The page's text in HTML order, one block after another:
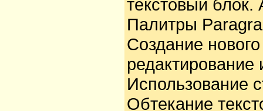
текстовый
Палитры
Создание
редактирование
Использование
Обтекание